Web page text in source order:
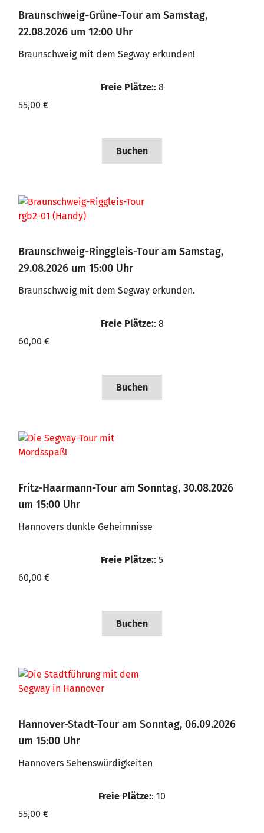
Braunschweig-Grüne-Tour am Samstag,
22.08.2026 um 12:00 Uhr
Braunschweig mit dem Segway erkunden!
Freie Plätze:: 8
55,00 €
Buchen
Braunschweig-Ringgleis-Tour am Samstag,
29.08.2026 um 15:00 Uhr
Braunschweig mit dem Segway erkunden.
Freie Plätze:: 8
60,00 €
Buchen
Fritz-Haarmann-Tour am Sonntag, 30.08.2026
um 15:00 Uhr
Hannovers dunkle Geheimnisse
Freie Plätze:: 5
60,00 €
Buchen
Hannover-Stadt-Tour am Sonntag, 06.09.2026
um 15:00 Uhr
Hannovers Sehenswürdigkeiten
Freie Plätze:: 10
55,00 €